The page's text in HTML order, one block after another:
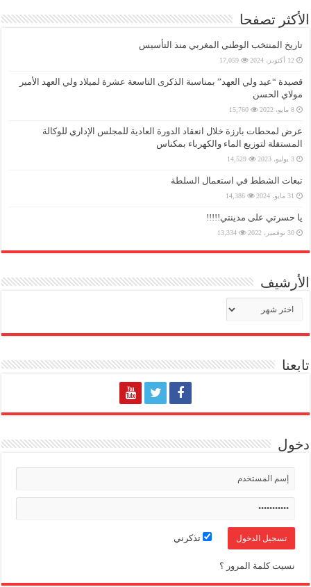
الأكثر تصفحا
تاريخ المنتخب الوطني المغربي منذ التأسيس
12 أكتوبر، 2024 17,059
قصيدة “عيد ولي العهد” بمناسبة الذكرى التاسعة عشرة لميلاد ولي العهد الأمير
مولاي الحسن
8 مايو، 2022 15,760
عرض لمحطات بارزة خلال انعقاد الدورة العادية للمجلس الإداري للوكالة
المستقلة لتوزيع الماء والكهرباء بمكناس
3 يوليو، 2023 14,529
تبعات الشطط في استعمال السلطة
31 مايو، 2024 14,386
يا حسرتي على مدينتي!!!!!
30 نوفمبر، 2022 13,334
الأرشيف
تابعنا
دخول
تذكرني
نسيت كلمة المرور ؟